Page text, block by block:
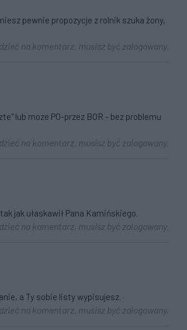
pewnie propozycje z rolnik szuka żony,
na komentarz, musisz być zalogowany.
lub moze PO-przez BOR - bez problemu
na komentarz, musisz być zalogowany.
jak ułaskawił Pana Kamińskiego.
na komentarz, musisz być zalogowany.
a Ty sobie listy wypisujesz.
na komentarz, musisz być zalogowany.